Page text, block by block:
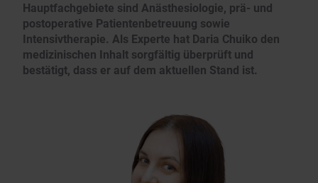
Hauptfachgebiete sind Anästhesiologie, prä- und
postoperative Patientenbetreuung sowie
Intensivtherapie. Als Experte hat Daria Chuiko den
medizinischen Inhalt sorgfältig überprüft und
bestätigt, dass er auf dem aktuellen Stand ist.